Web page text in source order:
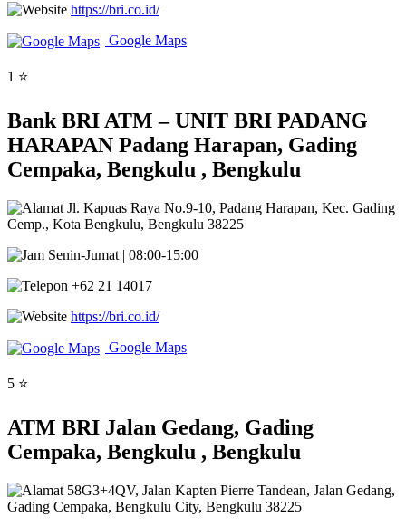
https://bri.co.id/
Google Maps
1 ⭐
Bank BRI ATM – UNIT BRI PADANG
HARAPAN Padang Harapan, Gading
Cempaka, Bengkulu , Bengkulu
Jl. Kapuas Raya No.9-10, Padang Harapan, Kec. Gading
Cemp., Kota Bengkulu, Bengkulu 38225
Senin-Jumat | 08:00-15:00
+62 21 14017
https://bri.co.id/
Google Maps
5 ⭐
ATM BRI Jalan Gedang, Gading
Cempaka, Bengkulu , Bengkulu
58G3+4QV, Jalan Kapten Pierre Tandean, Jalan Gedang,
Gading Cempaka, Bengkulu City, Bengkulu 38225